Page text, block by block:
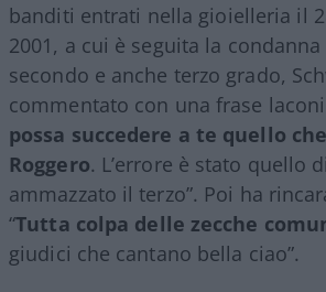
banditi entrati nella gioielleria il
2001, a cui è seguita la
secondo e anche terzo grado,
commentato con una frase
possa succedere a te quello
Roggero. L’errore è stato quello
ammazzato il terzo”. Poi ha
“Tutta colpa delle zecche
giudici che cantano bella ciao”.